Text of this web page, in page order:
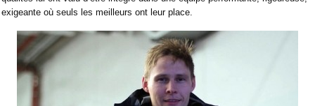
exigeante où seuls les meilleurs ont leur place.